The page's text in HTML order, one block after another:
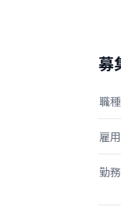
募
職種
雇
勤